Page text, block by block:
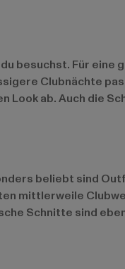
besuchst. Für eine
Clubnächte
ab. Auch die
beliebt sind
mittlerweile
Schnitte sind